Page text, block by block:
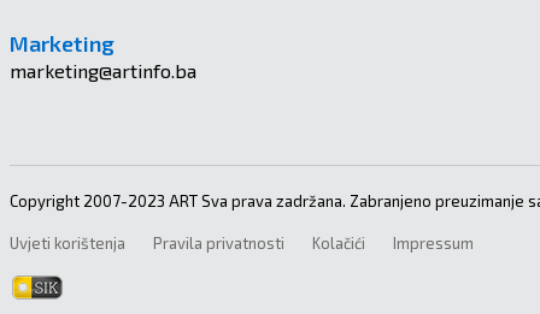
Marketing
marketing@artinfo.ba
Copyright 2007-2023 ART Sva prava zadržana. Zabranjeno preuzimanje
Uvjeti korištenja Pravila privatnosti Kolačići Impressum